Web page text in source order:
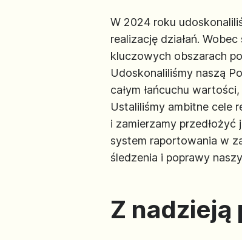
W 2024 roku
realizację działań.
kluczowych obszarach
Udoskonaliliśmy naszą
całym łańcuchu
Ustaliliśmy ambitne cele
i zamierzamy
system raportowania w
śledzenia i poprawy
Z nadzieją